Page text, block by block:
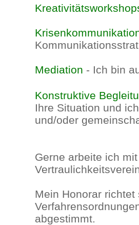
Mediation - Ich bin
Konstruktive
Ihre Situation und
und/oder
Gerne arbeite ich
Mein Honorar
abgestimmt.